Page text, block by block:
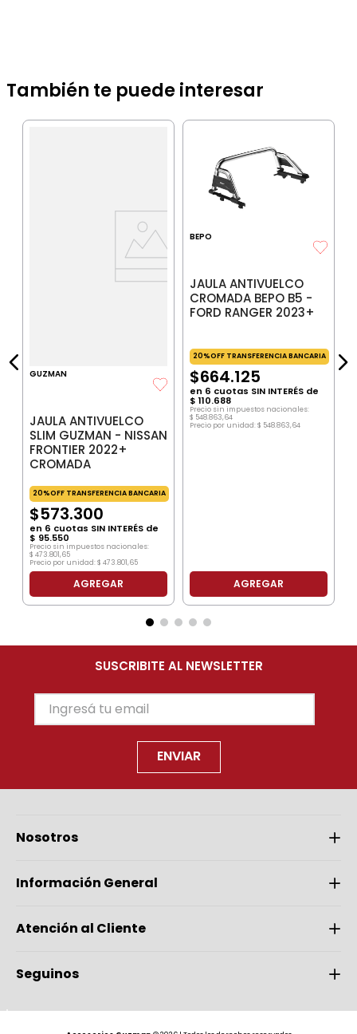
También te puede interesar
GUZMAN
JAULA ANTIVUELCO
SLIM GUZMAN - NISSAN
FRONTIER 2022+
CROMADA
20%OFF TRANSFERENCIA BANCARIA
$573.300
en 6 cuotas SIN INTERÉS de
$ 95.550
Precio sin impuestos nacionales:
$ 473.801,65
Precio por unidad:$ 473.801,65
AGREGAR
BEPO
JAULA ANTIVUELCO
CROMADA BEPO B5 -
FORD RANGER 2023+
20%OFF TRANSFERENCIA BANCARIA
$664.125
en 6 cuotas SIN INTERÉS de
$ 110.688
Precio sin impuestos nacionales:
$ 548.863,64
Precio por unidad:$ 548.863,64
AGREGAR
SUSCRIBITE AL NEWSLETTER
ENVIAR
Nosotros
Información General
Atención al Cliente
Seguinos